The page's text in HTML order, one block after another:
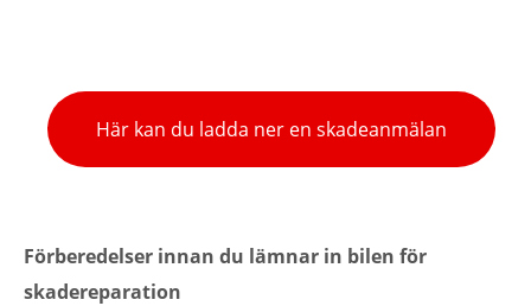
Här kan du ladda ner en skadeanmälan
Förberedelser innan du lämnar in bilen för
skadereparation